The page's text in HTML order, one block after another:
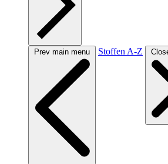
Prev main menu Stoffen A-Z